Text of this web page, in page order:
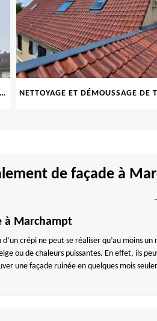
PEINTURE FAÇADE, MURET, TOITURE, BOISERIE, FERRONERIE, GOUTTIÈRE 69
de façade à
à Marchampt
crépi ne peut se réaliser qu’au moins
ou de chaleurs puissantes. En effet, ils
une façade ruinée en quelques mois